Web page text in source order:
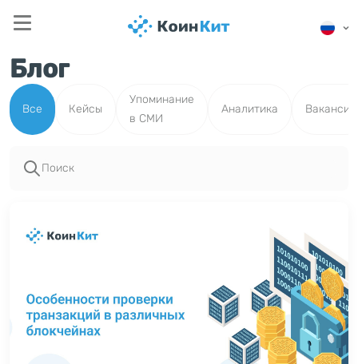
Блог
Все Кейсы
Упоминание
в СМИ
Аналитика Вакансии